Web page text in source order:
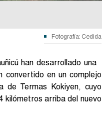
Fotografía: Cedida
han desarrollado una
convertido en un complejo
Termas Kokiyen, cuyo
kilómetros arriba del nuevo